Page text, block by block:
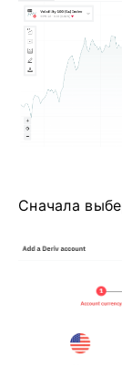
Сначала